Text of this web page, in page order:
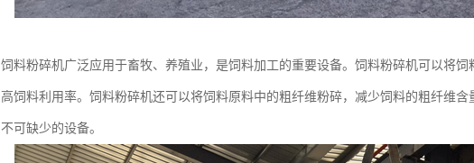
饲料粉碎机广泛应用于畜牧、养殖业，是饲料加工的重要设备。饲料粉碎机可以将
高饲料利用率。饲料粉碎机还可以将饲料原料中的粗纤维粉碎，减少饲料的粗纤维
不可缺少的设备。